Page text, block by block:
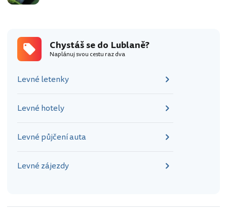
Chystáš se do Lublaně?
Naplánuj svou cestu raz dva
Levné letenky
Levné hotely
Levné půjčení auta
Levné zájezdy